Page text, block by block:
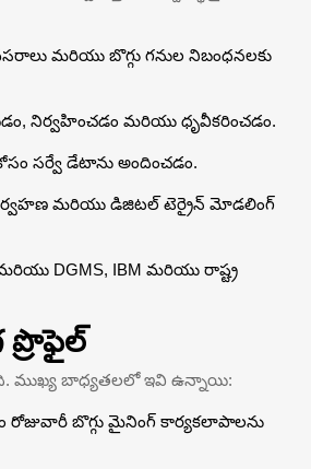
మరియు బొగ్గు గనుల నిబంధనలకు
నిర్వహించడం మరియు ధృవీకరించడం.
సర్వే డేటాను అందించడం.
నిర్వహణ మరియు డిజిటల్ టెర్రైన్ మోడలింగ్
DGMS, IBM మరియు రాష్ట్ర
ప్రొఫైల్
ముఖ్య బాధ్యతలలో ఇవి ఉన్నాయి:
బొగ్గు మైనింగ్ కార్యకలాపాలను